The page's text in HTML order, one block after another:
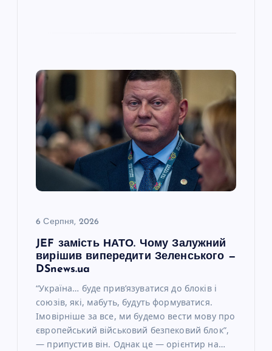
6 Серпня, 2026
JEF замість НАТО. Чому Залужний
вирішив випередити Зеленського —
DSnews.ua
“Україна… буде прив’язуватися до блоків і
союзів, які, мабуть, будуть формуватися.
Імовірніше за все, ми будемо вести мову про
європейський військовий безпековий блок”,
— припустив він. Однак це — орієнтир на…